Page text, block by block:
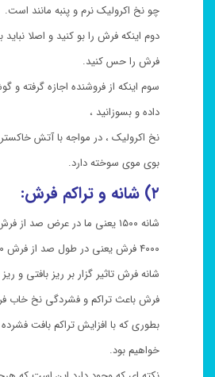
چو نخ اکرولیک نرم و پنبه مانند است.
دوم اینکه فرش را بو کنید و اصلا
فرش را حس کنید.
سوم اینکه از فروشنده اجازه گرفته
داده و بسوزانید ،
نخ اکرولیک ، در مواجه با آتش
بوی موی سوخته دارد.
۲) شانه و تراکم فرش:
۴۰۰۰ فرش یعنی در طول صد از فرش ۴۰۰۰ گره داریم.
شانه فرش تاثیر گزار بر ریز بافتی
فرش باعث تراکم و فشردگی نخ
بطوری که با افزایش تراکم بافت
خواهیم بود.